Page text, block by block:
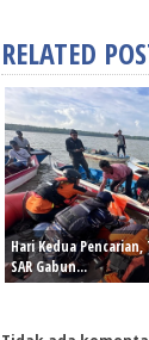
RELATED
Hari Kedua Pencarian,
SAR Gabun...